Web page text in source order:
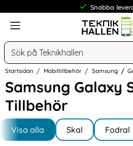
Snabba
Meny
Sök
Startsidan Mobiltillbehör Samsung
Samsung Galaxy
Tillbehör
Hoppa
produkter
Underkategorier
Visa alla
I Galaxy S6 EdgeSkal Fodral